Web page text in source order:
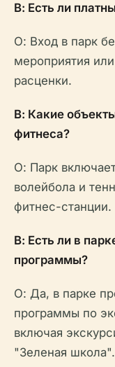
В: Есть ли
О: Вход в парк
мероприятия
расценки.
В: Какие
фитнеса?
О: Парк
волейбола и
фитнес-станции.
В: Есть ли в
программы?
О: Да, в парке
программы по
включая
"Зеленая школа".